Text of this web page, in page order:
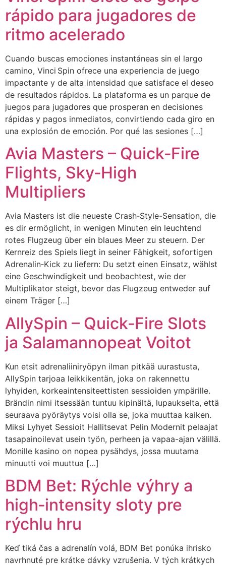
rápido para jugadores de
ritmo acelerado
Cuando buscas emociones instantáneas sin el largo
camino, Vinci Spin ofrece una experiencia de juego
impactante y de alta intensidad que satisface el deseo
de resultados rápidos. La plataforma es un parque de
juegos para jugadores que prosperan en decisiones
rápidas y pagos inmediatos, convirtiendo cada giro en
una explosión de emoción. Por qué las sesiones […]
Avia Masters – Quick‑Fire
Flights, Sky‑High
Multipliers
Avia Masters ist die neueste Crash‑Style-Sensation, die
es dir ermöglicht, in wenigen Minuten ein leuchtend
rotes Flugzeug über ein blaues Meer zu steuern. Der
Kernreiz des Spiels liegt in seiner Fähigkeit, sofortigen
Adrenalin‑Kick zu liefern: Du setzt einen Einsatz, wählst
eine Geschwindigkeit und beobachtest, wie der
Multiplikator steigt, bevor das Flugzeug entweder auf
einem Träger […]
AllySpin – Quick‑Fire Slots
ja Salamannopeat Voitot
Kun etsit adrenaliiniryöpyn ilman pitkää uurastusta,
AllySpin tarjoaa leikkikentän, joka on rakennettu
lyhyiden, korkeaintensiteettisten sessioiden ympärille.
Brändin nimi itsessään tuntuu kipinältä, lupaukselta, että
seuraava pyöräytys voisi olla se, joka muuttaa kaiken.
Miksi Lyhyet Sessioit Hallitsevat Pelin Modernit pelaajat
tasapainoilevat usein työn, perheen ja vapaa-ajan välillä.
Monille kasino on nopea pysähdys, jossa muutama
minuutti voi muuttua […]
BDM Bet: Rýchle výhry a
high‑intensity sloty pre
rýchlu hru
Keď tiká čas a adrenalín volá, BDM Bet ponúka ihrisko
navrhnuté pre krátke dávky vzrušenia. V tých krátkych